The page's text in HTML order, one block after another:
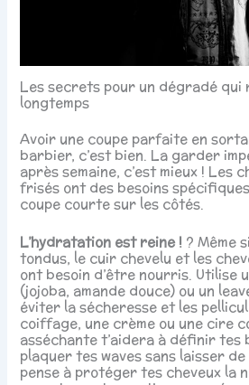
Les secrets pour un dégradé
longtemps
Avoir une coupe parfaite en
barbier, c’est bien. La garder
après semaine, c’est mieux ! Les
frisés ont des besoins
coupe courte sur les côtés.
L’hydratation est reine ! ? Même
tondus, le cuir chevelu et les
ont besoin d’être nourris. Utilise
(jojoba, amande douce) ou un
éviter la sécheresse et les
coiffage, une crème ou une cire
asséchante t’aidera à définir tes
plaquer tes waves sans laisser
pense à protéger tes cheveux la